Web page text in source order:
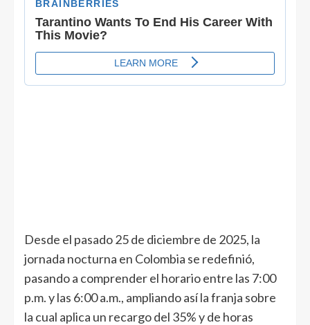
Desde el pasado 25 de diciembre de 2025, la
jornada nocturna en Colombia se redefinió,
pasando a comprender el horario entre las 7:00
p.m. y las 6:00 a.m., ampliando así la franja sobre
la cual aplica un recargo del 35% y de horas